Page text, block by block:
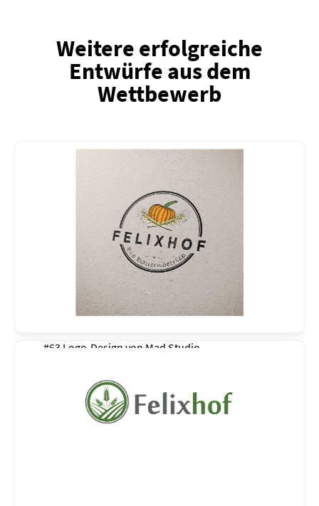
Weitere erfolgreiche
Entwürfe aus dem
Wettbewerb
#63 Logo-Design von Mad Studio